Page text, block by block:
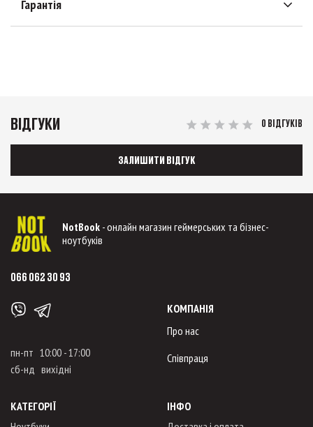
Гарантія
ВІДГУКИ 0 ВІДГУКІВ
ЗАЛИШИТИ ВІДГУК
NotBook - онлайн магазин геймерських та бізнес-
ноутбуків
066 062 30 93
пн-пт 10:00 - 17:00
сб-нд вихідні
КОМПАНІЯ
Про нас
Співпраця
КАТЕГОРІЇ
ІНФО